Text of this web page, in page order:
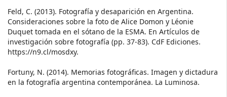
Feld, C. (2013). Fotografía y desaparición en Argentina.
Consideraciones sobre la foto de Alice Domon y Léonie
Duquet tomada en el sótano de la ESMA. En Artículos de
investigación sobre fotografía (pp. 37-83). CdF Ediciones.
https://n9.cl/mosdxy.
Fortuny, N. (2014). Memorias fotográficas. Imagen y dictadura
en la fotografía argentina contemporánea. La Luminosa.